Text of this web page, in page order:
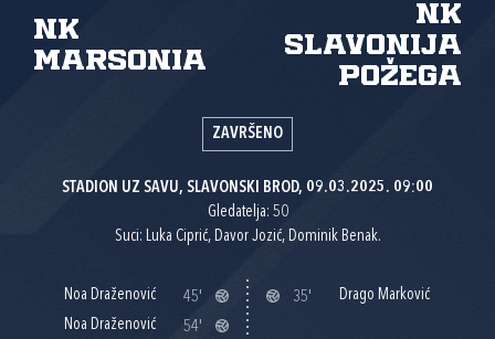
NK
Marsonia
NK
Slavonija
Požega
ZAVRŠENO
STADION UZ SAVU, SLAVONSKI BROD, 09.03.2025. 09:00
Gledatelja: 50
Suci: Luka Ciprić, Davor Jozić, Dominik Benak.
Noa Draženović
45'
Noa Draženović
54'
35' Drago Marković